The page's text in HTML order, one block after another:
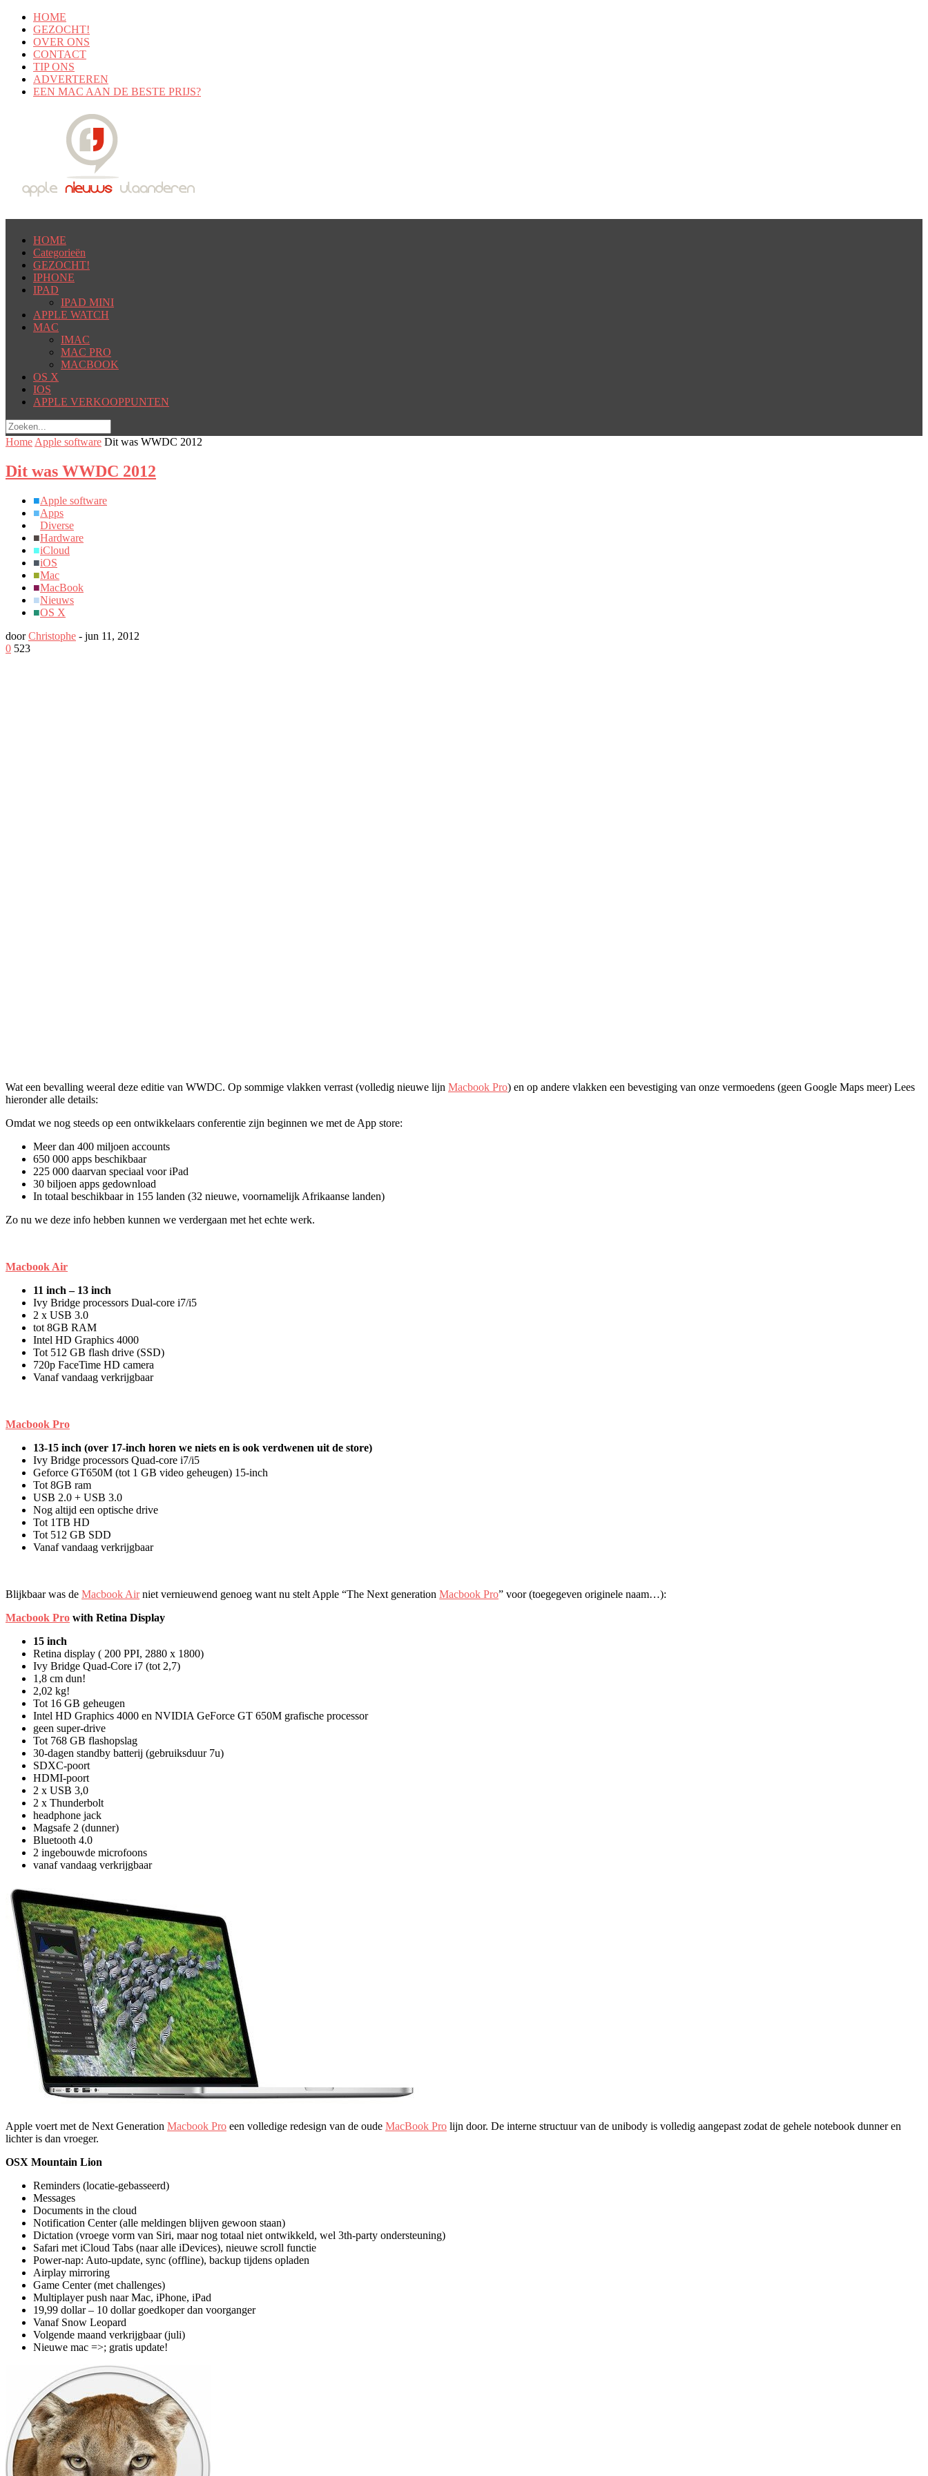
HOME
GEZOCHT!
OVER ONS
CONTACT
TIP ONS
ADVERTEREN
EEN MAC AAN DE BESTE PRIJS?
HOME
Categorieën
GEZOCHT!
IPHONE
IPAD
IPAD MINI
APPLE WATCH
MAC
IMAC
MAC PRO
MACBOOK
OS X
IOS
APPLE VERKOOPPUNTEN
Home Apple software Dit was WWDC 2012
Dit was WWDC 2012
■Apple software
■Apps
Diverse
■Hardware
■iCloud
■iOS
■Mac
■MacBook
■Nieuws
■OS X
doorChristophe - jun 11, 2012
0 523
Wat een bevalling weeral deze editie van WWDC. Op sommige vlakken verrast (volledig nieuwe lijn Macbook Pro) en op andere vlakken een bevestiging van onze vermoedens (geen Google Maps meer) Lees
hieronder alle details:
Omdat we nog steeds op een ontwikkelaars conferentie zijn beginnen we met de App store:
Meer dan 400 miljoen accounts
650 000 apps beschikbaar
225 000 daarvan speciaal voor iPad
30 biljoen apps gedownload
In totaal beschikbaar in 155 landen (32 nieuwe, voornamelijk Afrikaanse landen)
Zo nu we deze info hebben kunnen we verdergaan met het echte werk.
Macbook Air
11 inch – 13 inch
Ivy Bridge processors Dual-core i7/i5
2 x USB 3.0
tot 8GB RAM
Intel HD Graphics 4000
Tot 512 GB flash drive (SSD)
720p FaceTime HD camera
Vanaf vandaag verkrijgbaar
Macbook Pro
13-15 inch (over 17-inch horen we niets en is ook verdwenen uit de store)
Ivy Bridge processors Quad-core i7/i5
Geforce GT650M (tot 1 GB video geheugen) 15-inch
Tot 8GB ram
USB 2.0 + USB 3.0
Nog altijd een optische drive
Tot 1TB HD
Tot 512 GB SDD
Vanaf vandaag verkrijgbaar
Blijkbaar was de Macbook Airniet vernieuwend genoeg want nu stelt Apple “The Next generation Macbook Pro” voor (toegegeven originele naam…):
Macbook Pro with Retina Display
15 inch
Retina display ( 200 PPI, 2880 x 1800)
Ivy Bridge Quad-Core i7 (tot 2,7)
1,8 cm dun!
2,02 kg!
Tot 16 GB geheugen
Intel HD Graphics 4000 en NVIDIA GeForce GT 650M grafische processor
geen super-drive
Tot 768 GB flashopslag
30-dagen standby batterij (gebruiksduur 7u)
SDXC-poort
HDMI-poort
2 x USB 3,0
2 x Thunderbolt
headphone jack
Magsafe 2 (dunner)
Bluetooth 4.0
2 ingebouwde microfoons
vanaf vandaag verkrijgbaar
Apple voert met de Next Generation Macbook Pro een volledige redesign van de oude MacBook Pro lijn door. De interne structuur van de unibody is volledig aangepast zodat de gehele notebook dunner en
lichter is dan vroeger.
OSX Mountain Lion
Reminders (locatie-gebasseerd)
Messages
Documents in the cloud
Notification Center (alle meldingen blijven gewoon staan)
Dictation (vroege vorm van Siri, maar nog totaal niet ontwikkeld, wel 3th-party ondersteuning)
Safari met iCloud Tabs (naar alle iDevices), nieuwe scroll functie
Power-nap: Auto-update, sync (offline), backup tijdens opladen
Airplay mirroring
Game Center (met challenges)
Multiplayer push naar Mac, iPhone, iPad
19,99 dollar – 10 dollar goedkoper dan voorganger
Vanaf Snow Leopard
Volgende maand verkrijgbaar (juli)
Nieuwe mac =>; gratis update!